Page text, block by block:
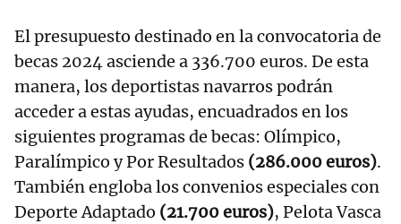
El presupuesto destinado en la convocatoria de
becas 2024 asciende a 336.700 euros. De esta
manera, los deportistas navarros podrán
acceder a estas ayudas, encuadrados en los
siguientes programas de becas: Olímpico,
Paralímpico y Por Resultados (286.000 euros).
También engloba los convenios especiales con
Deporte Adaptado (21.700 euros), Pelota Vasca